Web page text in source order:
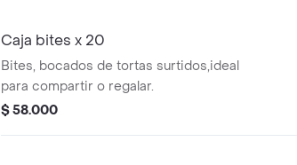
Caja bites x 20
Bites, bocados de tortas surtidos,ideal
para compartir o regalar.
$ 58.000